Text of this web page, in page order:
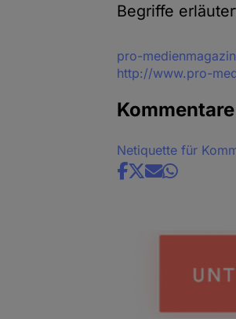
Begriffe
Quelle
pro-
http://www.pro-
Kommentare
Netiquette für
Share